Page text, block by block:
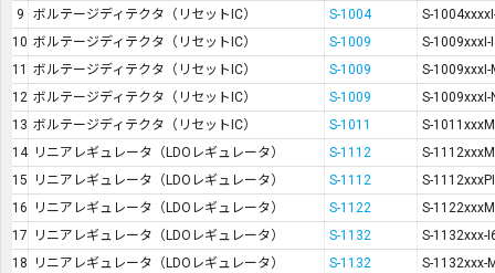
9
ボルテージディテクタ（リセットIC） S-1004
S-
10 ボルテージディテクタ（リセットIC） S-1009
S-1009xxxI-
11 ボルテージディテクタ（リセットIC） S-1009
S-1009xxxI-
12 ボルテージディテクタ（リセットIC） S-1009
S-1009xxxI-
13 ボルテージディテクタ（リセットIC） S-1011
S-
14 リニアレギュレータ（LDOレギュレータ） S-1112
S-
15
リニアレギュレータ（LDOレギュレータ） S-1112
S-
16
リニアレギュレータ（LDOレギュレータ） S-1122
S-
17
リニアレギュレータ（LDOレギュレータ） S-1132
S-1132xxx-
18
リニアレギュレータ（LDOレギュレータ） S-1132
S-1132xxx-